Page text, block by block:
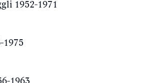
1952-1971
1975